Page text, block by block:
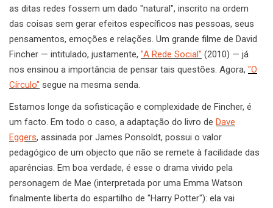
as ditas redes fossem um dado "natural", inscrito na ordem
das coisas sem gerar efeitos específicos nas pessoas, seus
pensamentos, emoções e relações. Um grande filme de David
Fincher — intitulado, justamente, "A Rede Social" (2010) — já
nos ensinou a importância de pensar tais questões. Agora, "O
Círculo" segue na mesma senda.
Estamos longe da sofisticação e complexidade de Fincher, é
um facto. Em todo o caso, a adaptação do livro de Dave
Eggers, assinada por James Ponsoldt, possui o valor
pedagógico de um objecto que não se remete à facilidade das
aparências. Em boa verdade, é esse o drama vivido pela
personagem de Mae (interpretada por uma Emma Watson
finalmente liberta do espartilho de "Harry Potter"): ela vai